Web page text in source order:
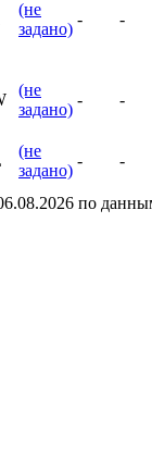
(не
задано)
- -
(не
задано)
- -
(не
задано)
- -
по